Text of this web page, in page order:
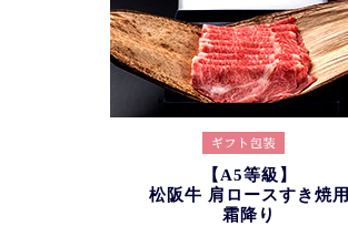
【A5等級】
松阪牛 肩ロースすき焼用
霜降り